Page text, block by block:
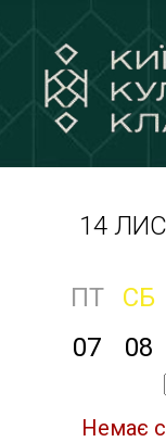
14
ПТ СБ
07
08
Немає